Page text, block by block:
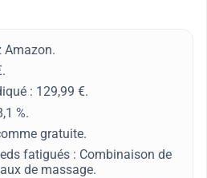
Amazon.
: 129,99 €.
%.
gratuite.
fatigués : Combinaison de
de massage.